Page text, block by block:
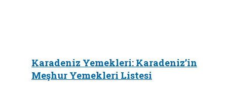
Karadeniz Yemekleri: Karadeniz’in
Meşhur Yemekleri Listesi